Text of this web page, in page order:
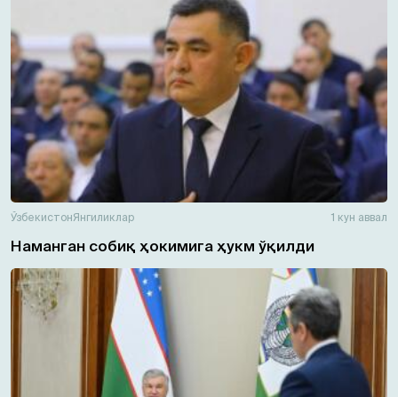
ЎзбекистонЯнгиликлар 1 кун аввал
Наманган собиқ ҳокимига ҳукм ўқилди